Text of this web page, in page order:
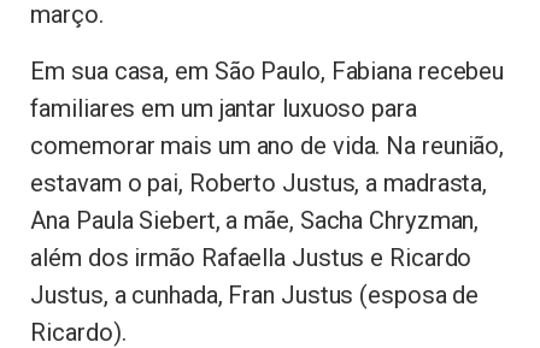
março.
Em sua casa, em São Paulo, Fabiana recebeu
familiares em um jantar luxuoso para
comemorar mais um ano de vida. Na reunião,
estavam o pai, Roberto Justus, a madrasta,
Ana Paula Siebert, a mãe, Sacha Chryzman,
além dos irmão Rafaella Justus e Ricardo
Justus, a cunhada, Fran Justus (esposa de
Ricardo).